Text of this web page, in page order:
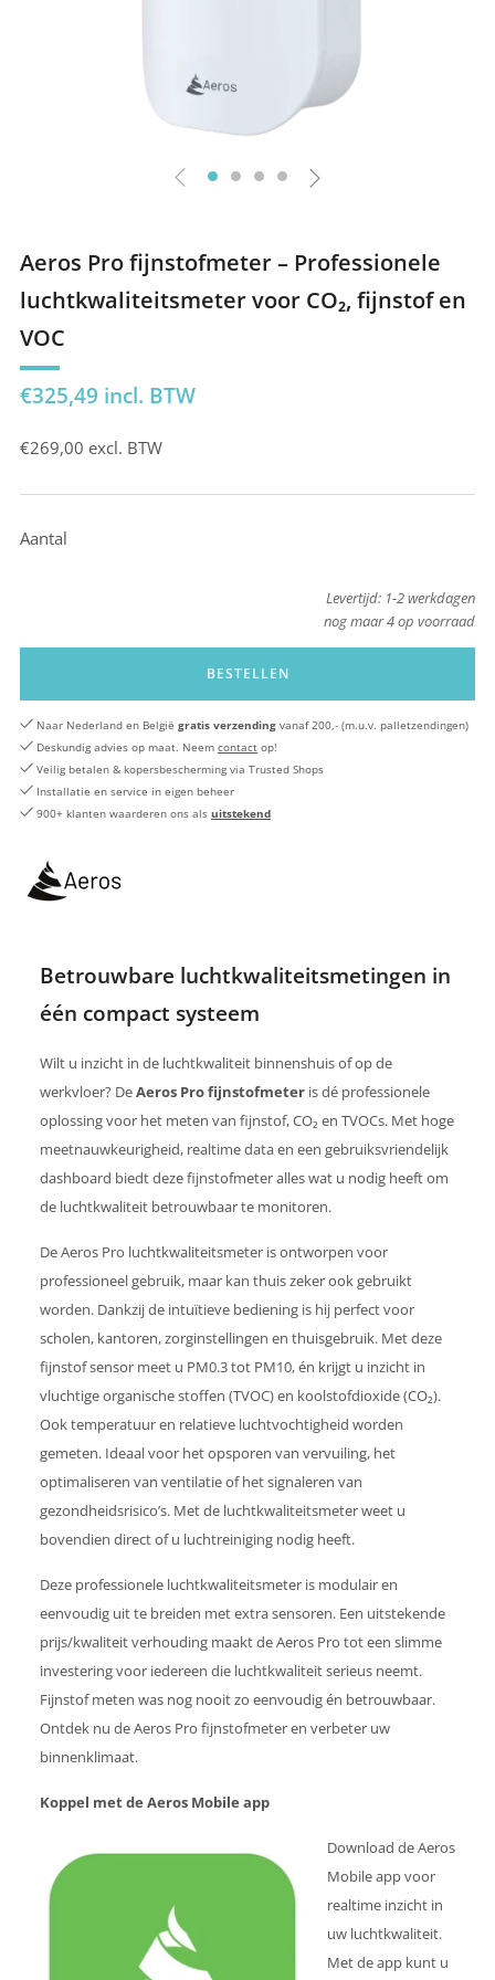
Aeros Pro fijnstofmeter – Professionele
luchtkwaliteitsmeter voor CO₂, fijnstof en
VOC
Prijs
€325,49 incl. BTW
€269,00 excl. BTW
Aantal
Levertijd: 1-2 werkdagen
nog maar4op voorraad
BESTELLEN
Naar Nederland en België gratis verzending vanaf 200,- (m.u.v. palletzendingen)
Deskundig advies op maat. Neem contact op!
Veilig betalen & kopersbescherming via Trusted Shops
Installatie en service in eigen beheer
900+ klanten waarderen ons als uitstekend
Betrouwbare luchtkwaliteitsmetingen in
één compact systeem
Wilt u inzicht in de luchtkwaliteit binnenshuis of op de
werkvloer? DeAeros Pro fijnstofmeter is dé professionele
oplossing voor het meten van fijnstof, CO₂ en TVOCs. Met hoge
meetnauwkeurigheid, realtime data en een gebruiksvriendelijk
dashboard biedt deze fijnstofmeter alles wat u nodig heeft om
de luchtkwaliteit betrouwbaar te monitoren.
De Aeros Pro luchtkwaliteitsmeter is ontworpen voor
professioneel gebruik, maar kan thuis zeker ook gebruikt
worden. Dankzij de intuïtieve bediening is hij perfect voor
scholen, kantoren, zorginstellingen en thuisgebruik. Met deze
fijnstof sensor meet u PM0.3 tot PM10, én krijgt u inzicht in
vluchtige organische stoffen (TVOC) en koolstofdioxide (CO₂).
Ook temperatuur en relatieve luchtvochtigheid worden
gemeten. Ideaal voor het opsporen van vervuiling, het
optimaliseren van ventilatie of het signaleren van
gezondheidsrisico’s. Met de luchtkwaliteitsmeter weet u
bovendien direct of u luchtreiniging nodig heeft.
Deze professionele luchtkwaliteitsmeter is modulair en
eenvoudig uit te breiden met extra sensoren. Een uitstekende
prijs/kwaliteit verhouding maakt de Aeros Pro tot een slimme
investering voor iedereen die luchtkwaliteit serieus neemt.
Fijnstof meten was nog nooit zo eenvoudig én betrouwbaar.
Ontdek nu de Aeros Pro fijnstofmeter en verbeter uw
binnenklimaat.
Koppel met de Aeros Mobile app
Download de Aeros
Mobile app voor
realtime inzicht in
uw luchtkwaliteit.
Met de app kunt u